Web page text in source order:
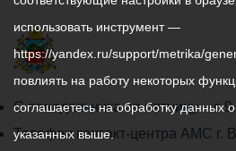
График
работы
С понедельника по пятницу – с
Телефон контакт-центра АМС г.
использовать инструмент —
https://yandex.ru/support/metrika/
повлиять на работу некоторых
соглашаетесь на обработку данных
указанных выше.